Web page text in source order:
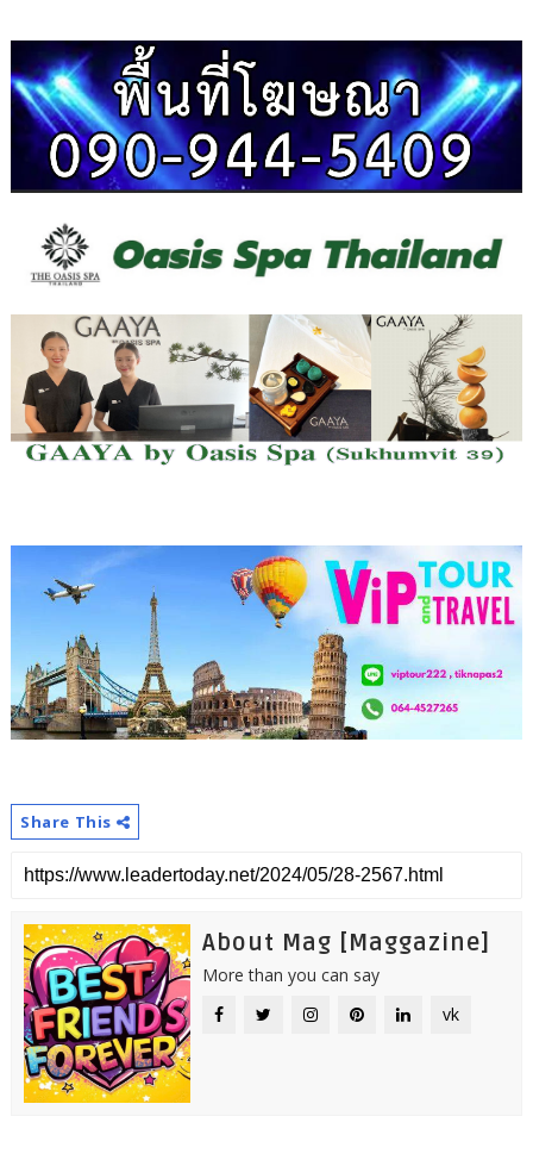
Share This
About Mag [Maggazine]
More than you can say
vk